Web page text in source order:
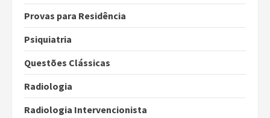
Provas para Residência
Psiquiatria
Questões Clássicas
Radiologia
Radiologia Intervencionista